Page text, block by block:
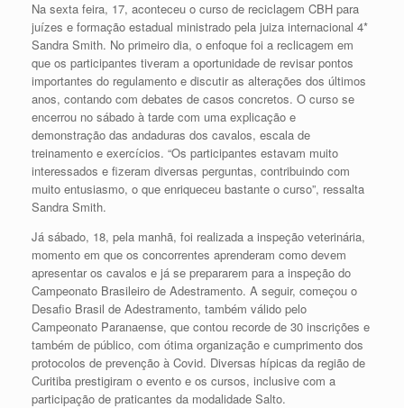
Na sexta feira, 17, aconteceu o curso de reciclagem CBH para
juízes e formação estadual ministrado pela juiza internacional 4*
Sandra Smith. No primeiro dia, o enfoque foi a reclicagem em
que os participantes tiveram a oportunidade de revisar pontos
importantes do regulamento e discutir as alterações dos últimos
anos, contando com debates de casos concretos. O curso se
encerrou no sábado à tarde com uma explicação e
demonstração das andaduras dos cavalos, escala de
treinamento e exercícios. “Os participantes estavam muito
interessados e fizeram diversas perguntas, contribuindo com
muito entusiasmo, o que enriqueceu bastante o curso”, ressalta
Sandra Smith.
Já sábado, 18, pela manhã, foi realizada a inspeção veterinária,
momento em que os concorrentes aprenderam como devem
apresentar os cavalos e já se prepararem para a inspeção do
Campeonato Brasileiro de Adestramento. A seguir, começou o
Desafio Brasil de Adestramento, também válido pelo
Campeonato Paranaense, que contou recorde de 30 inscrições e
também de público, com ótima organização e cumprimento dos
protocolos de prevenção à Covid. Diversas hípicas da região de
Curitiba prestigiram o evento e os cursos, inclusive com a
participação de praticantes da modalidade Salto.